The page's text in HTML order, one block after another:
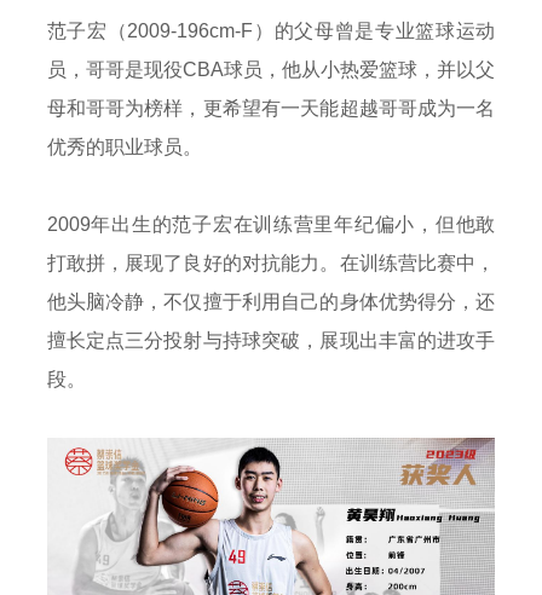
范子宏（2009-196cm-F）的父母曾是专业篮球运动
员，哥哥是现役CBA球员，他从小热爱篮球，并以父
母和哥哥为榜样，更希望有一天能超越哥哥成为一名
优秀的职业球员。
2009年出生的范子宏在训练营里年纪偏小，但他敢
打敢拼，展现了良好的对抗能力。在训练营比赛中，
他头脑冷静，不仅擅于利用自己的身体优势得分，还
擅长定点三分投射与持球突破，展现出丰富的进攻手
段。